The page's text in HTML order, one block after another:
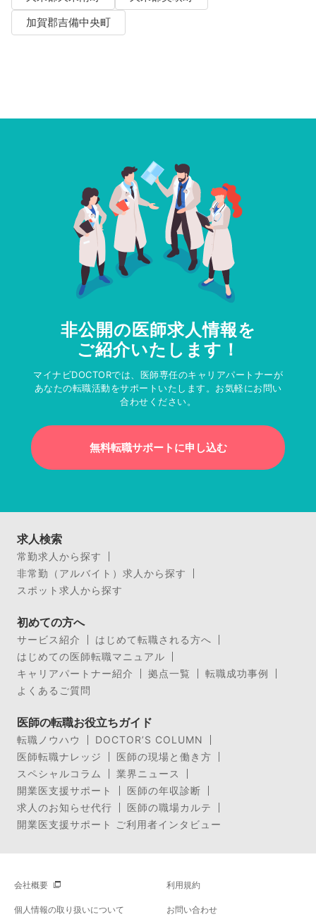
加賀郡吉備中央町
非公開の医師求人情報を
ご紹介いたします！
マイナビDOCTORでは、医師専任のキャリアパートナーが
あなたの転職活動をサポートいたします。お気軽にお問い
合わせください。
無料転職サポートに申し込む
求人検索
常勤求人から探す
非常勤（アルバイト）求人から探す
スポット求人から探す
初めての方へ
サービス紹介
はじめて転職される方へ
はじめての医師転職マニュアル
キャリアパートナー紹介
拠点一覧
転職成功事例
よくあるご質問
医師の転職お役立ちガイド
転職ノウハウ
DOCTOR’S COLUMN
医師転職ナレッジ
医師の現場と働き方
スペシャルコラム
業界ニュース
開業医支援サポート
医師の年収診断
求人のお知らせ代行
医師の職場カルテ
開業医支援サポート ご利用者インタビュー
会社概要 利用規約
個人情報の取り扱いについて お問い合わせ